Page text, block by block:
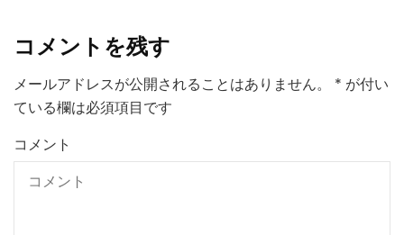
コメントを残す
メールアドレスが公開されることはありません。 * が付い
ている欄は必須項目です
コメント